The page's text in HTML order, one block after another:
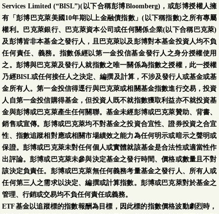
Services Limited (“BISL”)(以下合稱彭博Bloomberg)，或彭博授權人擁
有「彭博巴克萊美國10年期以上金融債指數」(以下稱指數)之所有專屬
權利。巴克萊銀行、巴克萊資本公司或任何關係企業(以下合稱巴克萊)
及彭博皆非本基金之發行人，且巴克萊以及彭博對本基金投資人均不負
任何責任、義務。指數係經以第一金投信基金發行人之身分授權使用
之。彭博與巴克萊及發行人就指數之唯一關係為指數之授權，此一授權
乃經BISL或任何接任人之決定、編撰及計算，不涉及發行人或基金或基
金所有人。第一金投信得逕行與巴克萊或相關基金指數進行交易，投資
人自第一金投信購得基金，但投資人既不就指數獲取利益亦不就投資基
金與彭博或巴克萊產生任何關聯。基金未經彭博或巴克萊贊助、背書、
銷售或宣傳。彭博或巴克萊均不對基金之投資合宜性、證券投資之合宜
性、指數追蹤相對應或相關市場績效之能力為任何明示或暗示之聲明或
保證。彭博或巴克萊未對任何個人或實體就該基金是合法性或適當性作
出評論。彭博或巴克萊未參與決定基金之發行時間、價格或數量且不對
該決定負責任。彭博或巴克萊無任何義務考量基金之發行人、所有人或
任何第三人之需求以決定、編撰或計算指數。彭博或巴克萊對於基金之
管理、行銷或交易均不負任何責任或義務。
ETF基金以追蹤標的指數報酬為目標，因此標的指數價格波動劇烈時，